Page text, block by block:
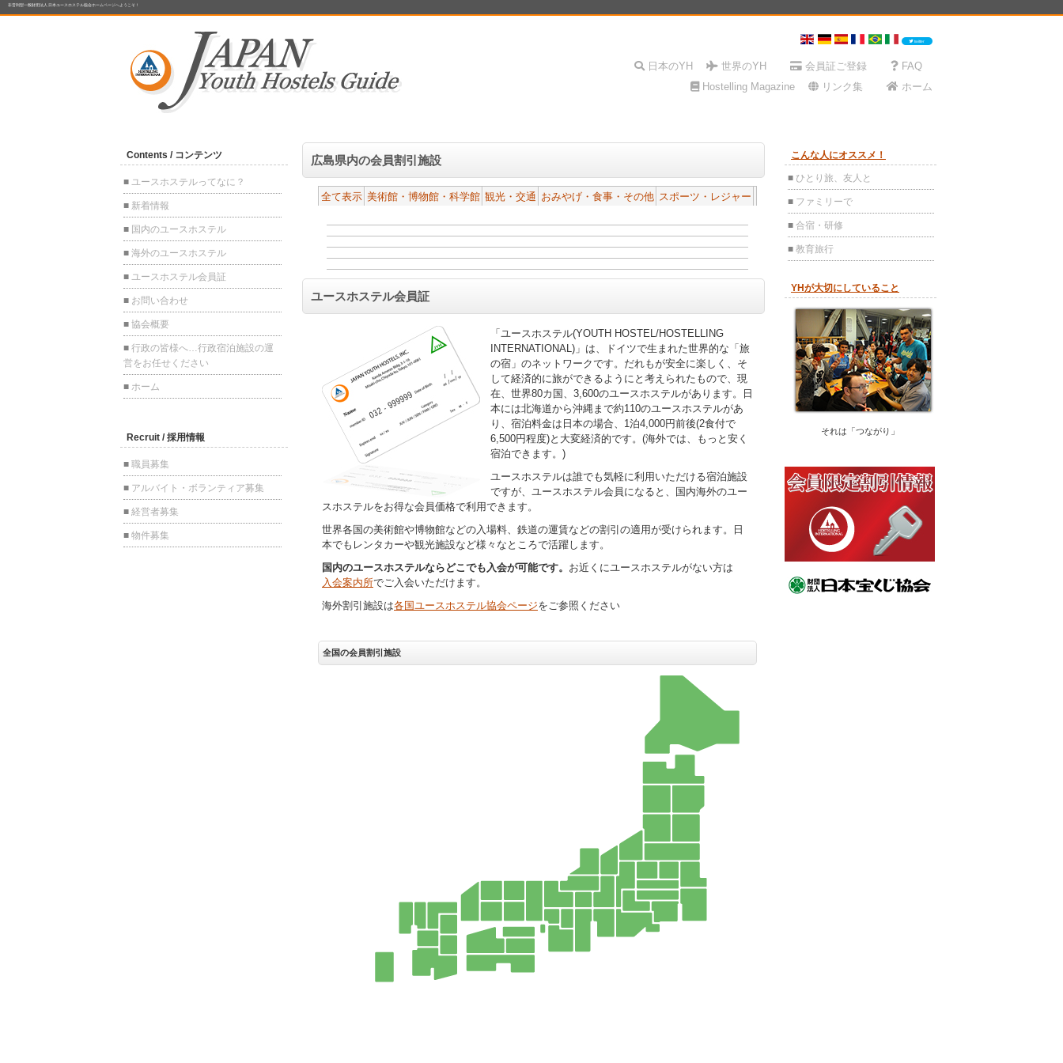
非営利型一般財団法人 日本ユースホステル協会ホームページへようこそ！
広島県内の会員割引施設
全て表示 美術館・博物館・科学館 観光・交通 おみやげ・食事・その他 スポーツ・レジャー
ユースホステル会員証
「ユースホステル(YOUTH HOSTEL/HOSTELLING
INTERNATIONAL)」は、ドイツで生まれた世界的な「旅
の宿」のネットワークです。だれもが安全に楽しく、そ
して経済的に旅ができるようにと考えられたもので、現
在、世界80カ国、3,600のユースホステルがあります。日
本には北海道から沖縄まで約110のユースホステルがあ
り、宿泊料金は日本の場合、1泊4,000円前後(2食付で
6,500円程度)と大変経済的です。(海外では、もっと安く
宿泊できます。)
ユースホステルは誰でも気軽に利用いただける宿泊施設
ですが、ユースホステル会員になると、国内海外のユー
スホステルをお得な会員価格で利用できます。
世界各国の美術館や博物館などの入場料、鉄道の運賃などの割引の適用が受けられます。日
本でもレンタカーや観光施設など様々なところで活躍します。
国内のユースホステルならどこでも入会が可能です。 お近くにユースホステルがない方は
入会案内所でご入会いただけます。
海外割引施設は各国ユースホステル協会ページをご参照ください
全国の会員割引施設